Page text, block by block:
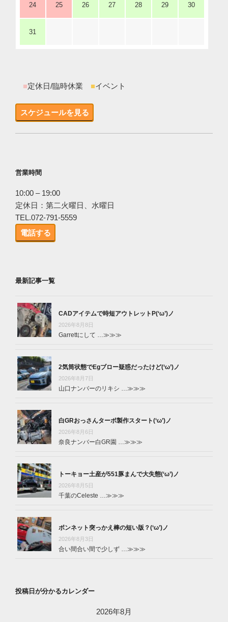
24 25 26 27 28 29 30
31
■定休日/臨時休業 ■イベント
スケジュールを見る
営業時間
10:00 – 19:00
定休日：第二火曜日、水曜日
TEL.072-791-5559
電話する
最新記事一覧
CADアイテムで時短アウトレットP(‘ω’)ノ
2026年8月8日
Garrettにして …≫≫≫
2気筒状態でEgブロー疑惑だったけど(‘ω’)ノ
2026年8月7日
山口ナンバーのリキシ …≫≫≫
白GRおっさんターボ製作スタート(‘ω’)ノ
2026年8月6日
奈良ナンバー白GR園 …≫≫≫
トーキョー土産が551豚まんで大失態(‘ω’)ノ
2026年8月5日
千葉のCeleste …≫≫≫
ボンネット突っかえ棒の短い版？(‘ω’)ノ
2026年8月3日
合い間合い間で少しず …≫≫≫
投稿日が分かるカレンダー
2026年8月